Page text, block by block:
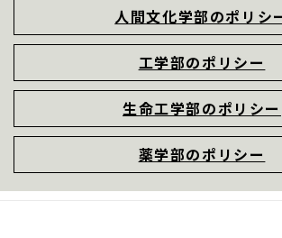
人間文化学部のポリシ
工学部のポリシー
生命工学部のポリシー
薬学部のポリシー